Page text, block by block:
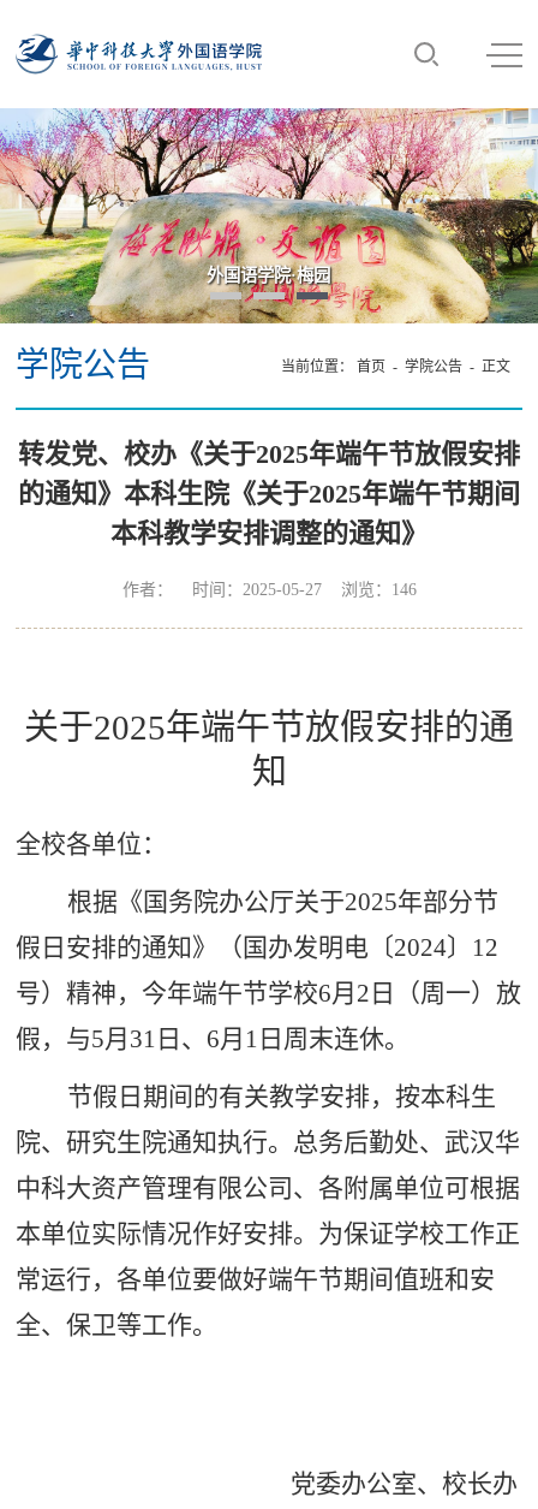
外国语学院·梅园
学院公告 当前位置： 首页 - 学院公告- 正文
转发党、校办《关于2025年端午节放假安排
的通知》本科生院《关于2025年端午节期间
本科教学安排调整的通知》
作者： 时间：2025-05-27 浏览： 146
关于2025年端午节放假安排的通
知
全校各单位：
根据《国务院办公厅关于2025年部分节
假日安排的通知》（国办发明电〔2024〕 12
号）精神，今年端午节学校6月 2 日（周一）放
假，与5月 31 日、 6月 1 日周末连休。
节假日期间的有关教学安排，按本科生
院、研究生院通知执行。总务后勤处、武汉华
中科大资产管理有限公司、各附属单位可根据
本单位实际情况作好安排。为保证学校工作正
常运行，各单位要做好端午节期间值班和安
全、保卫等工作。
党委办公室、校长办